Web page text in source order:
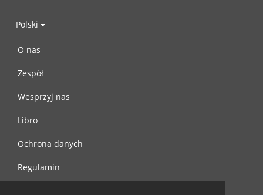
Polski
O nas
Zespół
Wesprzyj nas
Libro
Ochrona danych
Regulamin